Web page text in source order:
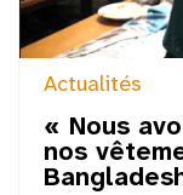
Actualités
« Nous
nos